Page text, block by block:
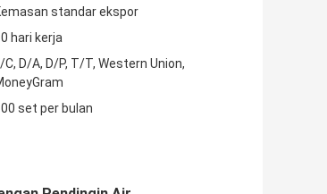
standar ekspor
hari kerja
C, D/A, D/P, T/T, Western Union,
set per bulan